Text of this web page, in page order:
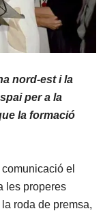
nord-est i la
per a la
la formació
el
les properes
roda de premsa,